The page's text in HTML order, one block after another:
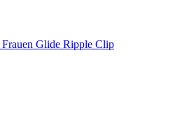
Frauen Glide Ripple Clip